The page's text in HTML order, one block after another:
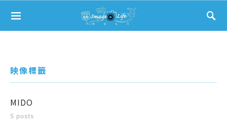
Search for:
映像標籤
MIDO
5 posts